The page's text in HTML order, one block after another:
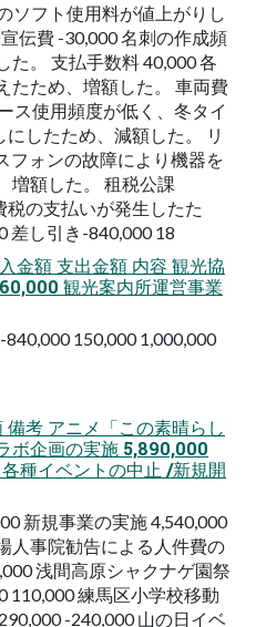
フト使用料が値上がりし
伝費 -30,000 名刺の作成頻
た。 支払手数料 40,000 各
たため、増額した。 車両費
ス使用頻度が低く、冬タイ
したため、減額した。 リ
フォンの故障により機器を
増額した。 租税公課
税の支払いが発生したた
差し引き-840,000 18
金額 支出金額 内容 観光協
観光案内所運営事業
150,000 1,000,000
考 アニメ「この素晴らし
ボ企画の実施 5,890,000
種イベントの中止 /新規開
新規事業の実施 4,540,000
人事院勧告による人件費の
浅間高原シャクナゲ園祭
110,000 練馬区小学校移動
-240,000 山の日イベ